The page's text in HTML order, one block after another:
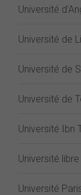
Université
Université de
Université de
Université de
Université Ibn
Université
Université